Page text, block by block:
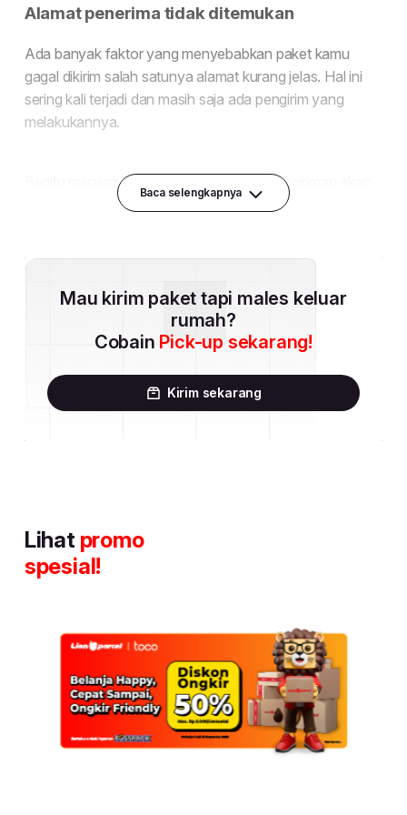
Baca selengkapnya
Mau kirim paket tapi males keluar
rumah?
Cobain Pick-up sekarang!
Kirim sekarang
Lihat promo
spesial!